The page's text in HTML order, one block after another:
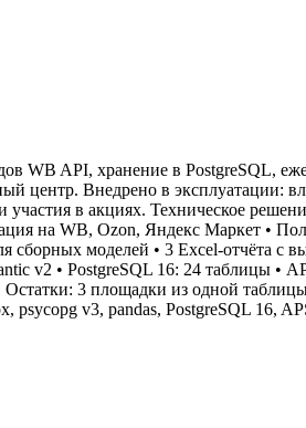
WB API, хранение в PostgreSQL,
центр. Внедрено в эксплуатации:
в акциях. Техническое
на WB, Ozon, Яндекс Маркет •
сборных моделей • 3 Excel-отчёта с
v2 • PostgreSQL 16: 24 таблицы •
3 площадки из одной
psycopg v3, pandas, PostgreSQL 16,